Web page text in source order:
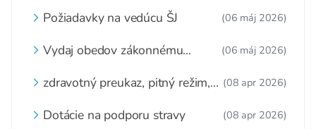
Požiadavky na vedúcu ŠJ (06 máj 2026)
Vydaj obedov zákonnému
(06 máj 2026)
zdravotný preukaz, pitný režim,
(08 apr 2026)
Dotácie na podporu stravy (08 apr 2026)